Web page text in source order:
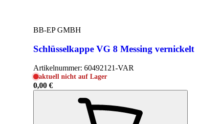
BB-EP GMBH
Schlüsselkappe VG 8 Messing vernickelt
Artikelnummer: 60492121-VAR
aktuell nicht auf Lager
0,00 €